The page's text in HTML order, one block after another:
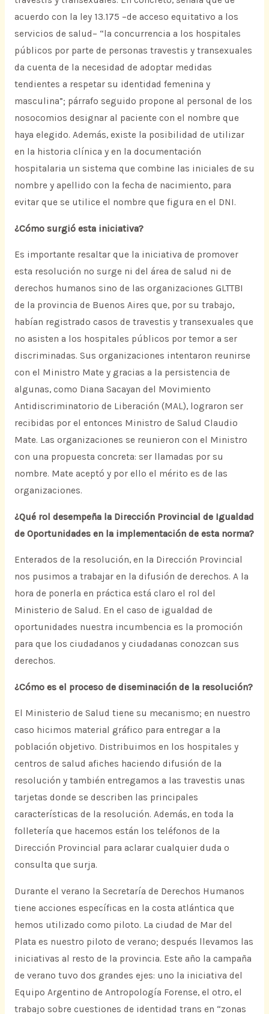
acuerdo con la ley 13.175 –de acceso equitativo a los
servicios de salud– “la concurrencia a los hospitales
públicos por parte de personas travestis y transexuales
da cuenta de la necesidad de adoptar medidas
tendientes a respetar su identidad femenina y
masculina”; párrafo seguido propone al personal de los
nosocomios designar al paciente con el nombre que
haya elegido. Además, existe la posibilidad de utilizar
en la historia clínica y en la documentación
hospitalaria un sistema que combine las iniciales de su
nombre y apellido con la fecha de nacimiento, para
evitar que se utilice el nombre que figura en el DNI.
¿Cómo surgió esta iniciativa?
Es importante resaltar que la iniciativa de promover
esta resolución no surge ni del área de salud ni de
derechos humanos sino de las organizaciones GLTTBI
de la provincia de Buenos Aires que, por su trabajo,
habían registrado casos de travestis y transexuales que
no asisten a los hospitales públicos por temor a ser
discriminadas. Sus organizaciones intentaron reunirse
con el Ministro Mate y gracias a la persistencia de
algunas, como Diana Sacayan del Movimiento
Antidiscriminatorio de Liberación (MAL), lograron ser
recibidas por el entonces Ministro de Salud Claudio
Mate. Las organizaciones se reunieron con el Ministro
con una propuesta concreta: ser llamadas por su
nombre. Mate aceptó y por ello el mérito es de las
organizaciones.
¿Qué rol desempeña la Dirección Provincial de Igualdad
de Oportunidades en la implementación de esta norma?
Enterados de la resolución, en la Dirección Provincial
nos pusimos a trabajar en la difusión de derechos. A la
hora de ponerla en práctica está claro el rol del
Ministerio de Salud. En el caso de igualdad de
oportunidades nuestra incumbencia es la promoción
para que los ciudadanos y ciudadanas conozcan sus
derechos.
¿Cómo es el proceso de diseminación de la resolución?
El Ministerio de Salud tiene su mecanismo; en nuestro
caso hicimos material gráfico para entregar a la
población objetivo. Distribuimos en los hospitales y
centros de salud afiches haciendo difusión de la
resolución y también entregamos a las travestis unas
tarjetas donde se describen las principales
características de la resolución. Además, en toda la
folletería que hacemos están los teléfonos de la
Dirección Provincial para aclarar cualquier duda o
consulta que surja.
Durante el verano la Secretaría de Derechos Humanos
tiene acciones específicas en la costa atlántica que
hemos utilizado como piloto. La ciudad de Mar del
Plata es nuestro piloto de verano; después llevamos las
iniciativas al resto de la provincia. Este año la campaña
de verano tuvo dos grandes ejes: uno la iniciativa del
Equipo Argentino de Antropología Forense, el otro, el
trabajo sobre cuestiones de identidad trans en “zonas